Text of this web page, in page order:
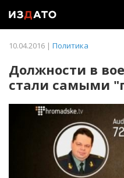
10.04.2016 | Политика
Должности в
стали самыми